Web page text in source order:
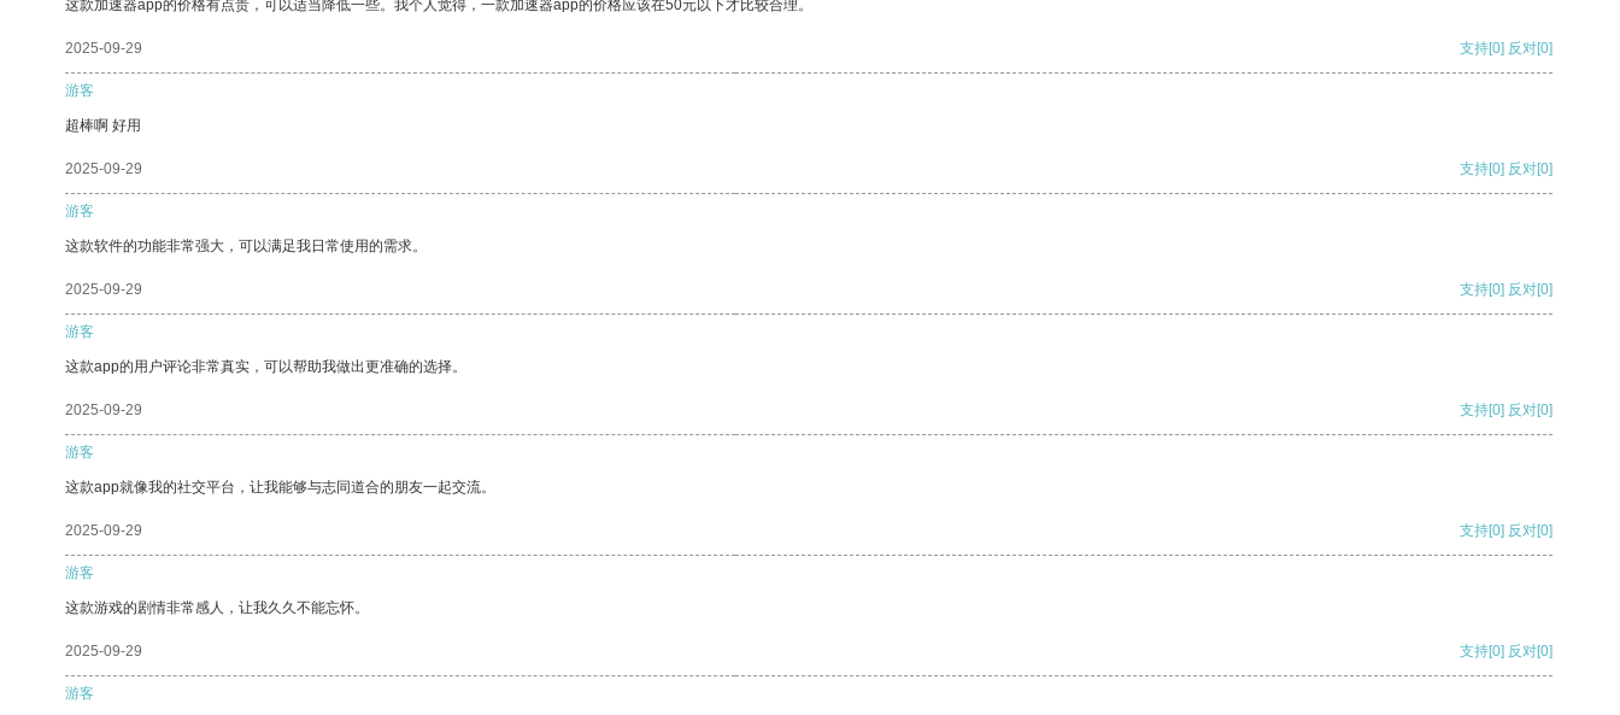
这款加速器app的价格有点贵，可以适当降低一些。我个人觉得，一款加速器app的价格应该在50元以下才比较合理。
2025-09-29 支持[0] 反对[0]
游客
超棒啊 好用
2025-09-29 支持[0] 反对[0]
游客
这款软件的功能非常强大，可以满足我日常使用的需求。
2025-09-29 支持[0] 反对[0]
游客
这款app的用户评论非常真实，可以帮助我做出更准确的选择。
2025-09-29 支持[0] 反对[0]
游客
这款app就像我的社交平台，让我能够与志同道合的朋友一起交流。
2025-09-29 支持[0] 反对[0]
游客
这款游戏的剧情非常感人，让我久久不能忘怀。
2025-09-29 支持[0] 反对[0]
游客